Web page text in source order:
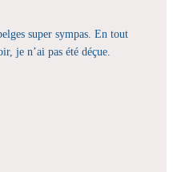
super sympas. En tout
je n’ai pas été déçue.